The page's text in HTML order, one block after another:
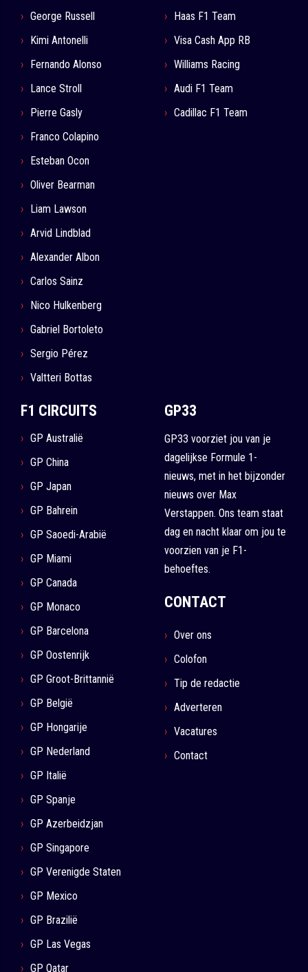
George Russell
Kimi Antonelli
Fernando Alonso
Lance Stroll
Pierre Gasly
Franco Colapino
Esteban Ocon
Oliver Bearman
Liam Lawson
Arvid Lindblad
Alexander Albon
Carlos Sainz
Nico Hulkenberg
Gabriel Bortoleto
Sergio Pérez
Valtteri Bottas
Haas F1 Team
Visa Cash App RB
Williams Racing
Audi F1 Team
Cadillac F1 Team
F1 CIRCUITS
GP Australië
GP China
GP Japan
GP Bahrein
GP Saoedi-Arabië
GP Miami
GP Canada
GP Monaco
GP Barcelona
GP Oostenrijk
GP Groot-Brittannië
GP België
GP Hongarije
GP Nederland
GP Italië
GP Spanje
GP Azerbeidzjan
GP Singapore
GP Verenigde Staten
GP Mexico
GP Brazilië
GP Las Vegas
GP Qatar
GP33
GP33 voorziet jou van je
dagelijkse Formule 1-
nieuws, met in het bijzonder
nieuws over Max
Verstappen. Ons team staat
dag en nacht klaar om jou te
voorzien van je F1-
behoeftes.
CONTACT
Over ons
Colofon
Tip de redactie
Adverteren
Vacatures
Contact